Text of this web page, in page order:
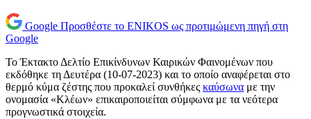
Google Προσθέστε το ENIKOS ως προτιμώμενη πηγή στη
Google
Το Έκτακτο Δελτίο Επικίνδυνων Καιρικών Φαινομένων που
εκδόθηκε τη Δευτέρα (10-07-2023) και το οποίο αναφέρεται στο
θερμό κύμα ζέστης που προκαλεί συνθήκες καύσωνα με την
ονομασία «Κλέων» επικαιροποιείται σύμφωνα με τα νεότερα
προγνωστικά στοιχεία.